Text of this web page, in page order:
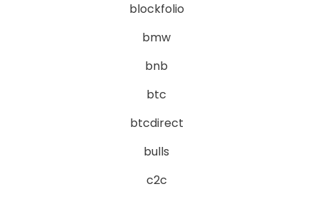
blockfolio
bmw
bnb
btc
btcdirect
bulls
c2c